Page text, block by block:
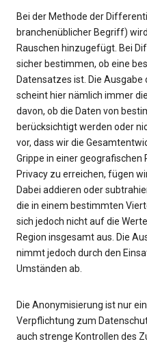
Bei der Methode der
branchenüblicher Begriff)
Rauschen hinzugefügt. Bei
sicher bestimmen, ob eine
Datensatzes ist. Die
scheint hier nämlich immer
davon, ob die Daten von
berücksichtigt werden oder
vor, dass wir die
Grippe in einer geografischen
Privacy zu erreichen, fügen
Dabei addieren oder
die in einem bestimmten
sich jedoch nicht auf die
Region insgesamt aus. Die
nimmt jedoch durch den
Umständen ab.
Die Anonymisierung ist nur
Verpflichtung zum
auch strenge Kontrollen des